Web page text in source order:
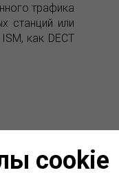
cookie
трафика
станций или
как DECT